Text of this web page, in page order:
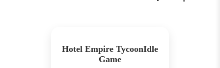
Hotel Empire TycoonIdle
Game